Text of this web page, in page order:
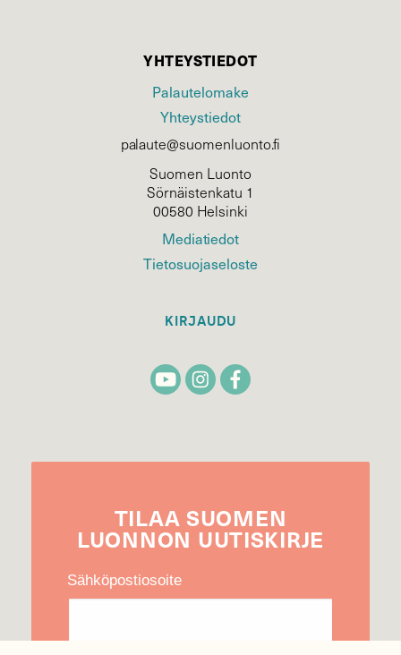
YHTEYSTIEDOT
Palautelomake
Yhteystiedot
palaute@suomenluonto.fi
Suomen Luonto
Sörnäistenkatu 1
00580 Helsinki
Mediatiedot
Tietosuojaseloste
KIRJAUDU
TILAA SUOMEN
LUONNON UUTIS­KIRJE
Sähköpostiosoite